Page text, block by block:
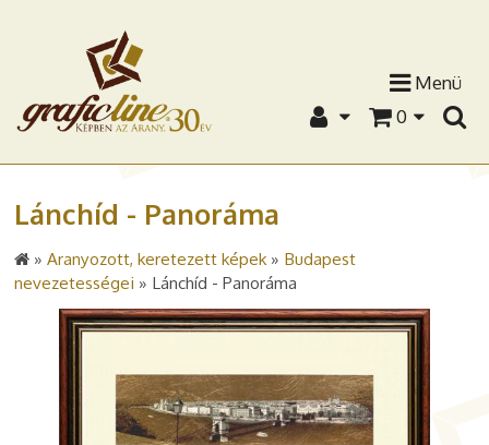
Menü
0
Lánchíd - Panoráma
» Aranyozott, keretezett képek» Budapest
nevezetességei » Lánchíd - Panoráma